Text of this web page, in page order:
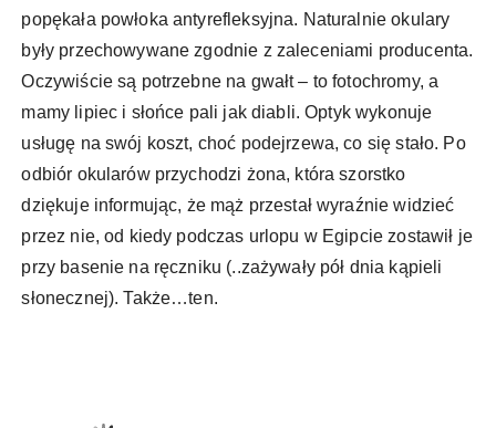
popękała powłoka antyrefleksyjna. Naturalnie okulary
były przechowywane zgodnie z zaleceniami producenta.
Oczywiście są potrzebne na gwałt – to fotochromy, a
mamy lipiec i słońce pali jak diabli. Optyk wykonuje
usługę na swój koszt, choć podejrzewa, co się stało. Po
odbiór okularów przychodzi żona, która szorstko
dziękuje informując, że mąż przestał wyraźnie widzieć
przez nie, od kiedy podczas urlopu w Egipcie zostawił je
przy basenie na ręczniku (..zażywały pół dnia kąpieli
słonecznej). Także…ten.